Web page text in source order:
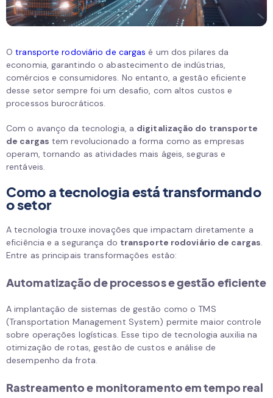
Otransporte rodoviário de cargas é um dos pilares da
economia, garantindo o abastecimento de indústrias,
comércios e consumidores. No entanto, a gestão eficiente
desse setor sempre foi um desafio, com altos custos e
processos burocráticos.
Com o avanço da tecnologia, a digitalização do transporte
de cargas tem revolucionado a forma como as empresas
operam, tornando as atividades mais ágeis, seguras e
rentáveis.
Como a tecnologia está transformando
o setor
A tecnologia trouxe inovações que impactam diretamente a
eficiência e a segurança do transporte rodoviário de cargas.
Entre as principais transformações estão:
Automatização de processos e gestão eficiente
A implantação de sistemas de gestão como o TMS
(Transportation Management System) permite maior controle
sobre operações logísticas. Esse tipo de tecnologia auxilia na
otimização de rotas, gestão de custos e análise de
desempenho da frota.
Rastreamento e monitoramento em tempo real